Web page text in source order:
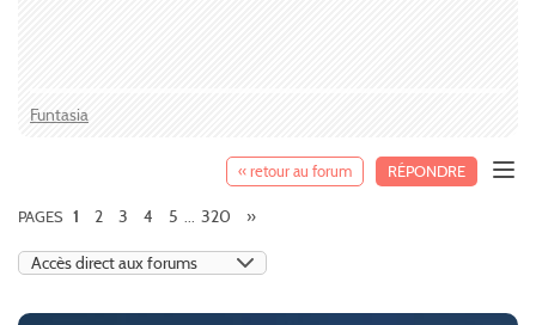
Funtasia
« retour au forum RÉPONDRE
PAGES 1 2 3 4 5 ... 320 »